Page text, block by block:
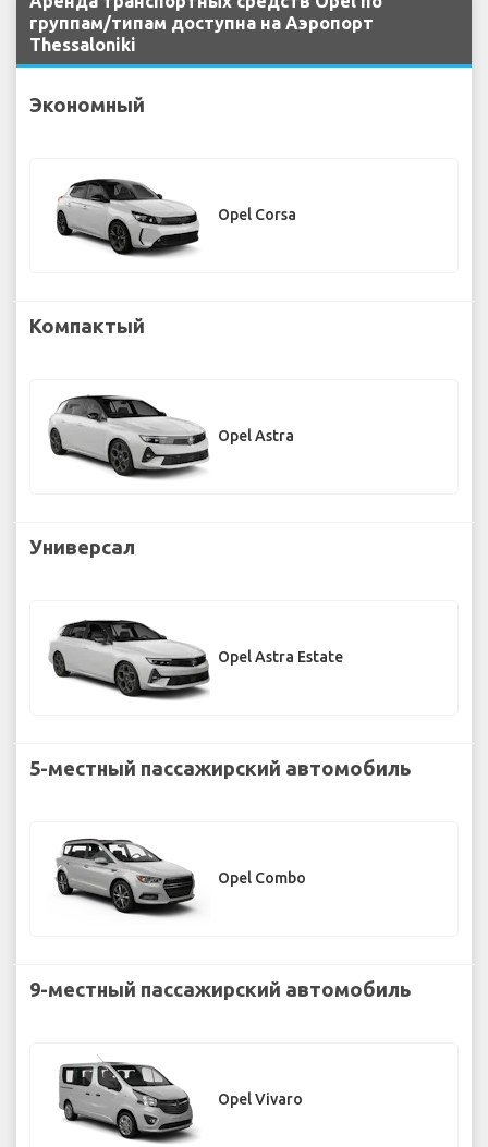
группам/типам доступна на Аэропорт
Thessaloniki
Экономный
Opel Corsa
Компактый
Opel Astra
Универсал
Opel Astra Estate
5-местный пассажирский автомобиль
Opel Combo
9-местный пассажирский автомобиль
Opel Vivaro